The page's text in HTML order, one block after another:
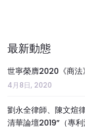
最新動態
世寧榮膺2020《商
4月8日, 2020
劉永全律師、陳文煊
清華論壇2019”（專